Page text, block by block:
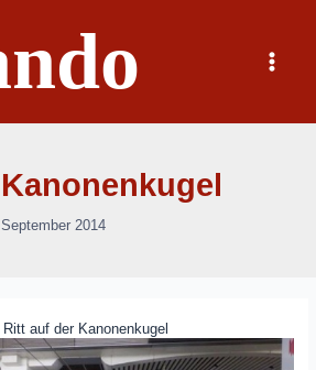
Main
Menu
2014
Ritt auf der Kanonenkugel